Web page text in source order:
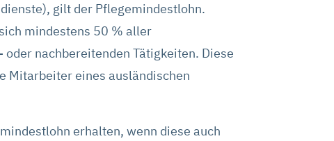
gilt der Pflegemindestlohn.
mindestens 50 % aller
nachbereitenden Tätigkeiten. Diese
Mitarbeiter eines ausländischen
erhalten, wenn diese auch